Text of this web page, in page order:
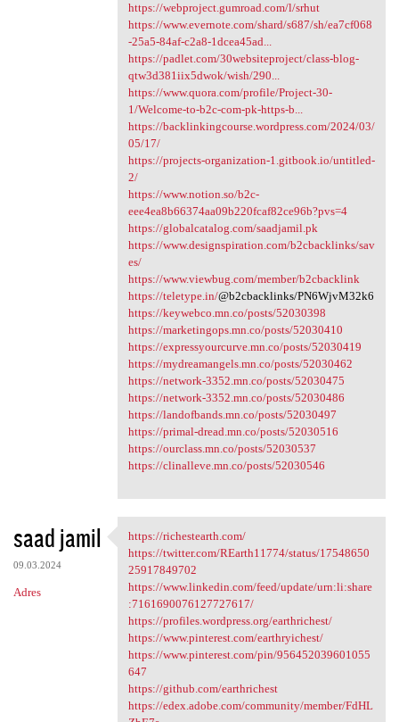
https://webproject.gumroad.com/l/srhut
https://www.evernote.com/shard/s687/sh/ea7cf068
-25a5-84af-c2a8-1dcea45ad...
https://padlet.com/30websiteproject/class-blog-
qtw3d381iix5dwok/wish/290...
https://www.quora.com/profile/Project-30-
1/Welcome-to-b2c-com-pk-https-b...
https://backlinkingcourse.wordpress.com/2024/03/
05/17/
https://projects-organization-1.gitbook.io/untitled-
2/
https://www.notion.so/b2c-
eee4ea8b66374aa09b220fcaf82ce96b?pvs=4
https://globalcatalog.com/saadjamil.pk
https://www.designspiration.com/b2cbacklinks/sav
es/
https://www.viewbug.com/member/b2cbacklink
https://teletype.in/@b2cbacklinks/PN6WjvM32k6
https://keywebco.mn.co/posts/52030398
https://marketingops.mn.co/posts/52030410
https://expressyourcurve.mn.co/posts/52030419
https://mydreamangels.mn.co/posts/52030462
https://network-3352.mn.co/posts/52030475
https://network-3352.mn.co/posts/52030486
https://landofbands.mn.co/posts/52030497
https://primal-dread.mn.co/posts/52030516
https://ourclass.mn.co/posts/52030537
https://clinalleve.mn.co/posts/52030546
saad jamil
09.03.2024
Adres
https://richestearth.com/
https://richestearth.com/
https://twitter.com/REarth11774/status/17548650
25917849702
https://www.linkedin.com/feed/update/urn:li:share
:7161690076127727617/
https://profiles.wordpress.org/earthrichest/
https://www.pinterest.com/earthryichest/
https://www.pinterest.com/pin/956452039601055
647
https://github.com/earthrichest
https://edex.adobe.com/community/member/FdHL